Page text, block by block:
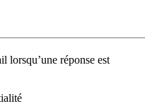
lorsqu’une réponse est